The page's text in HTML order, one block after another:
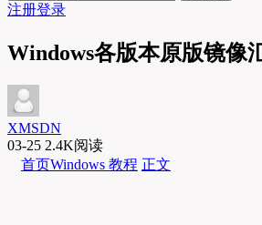
注册登录
Windows各版本原版镜像
XMSDN
03-25 2.4K阅读
首页Windows 教程 正文